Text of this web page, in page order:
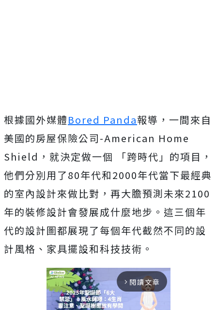
根據國外媒體Bored Panda報導，一間來自
美國的房屋保險公司-American Home
Shield，就決定做一個 「跨時代」的項目，
他們分別用了80年代和2000年代當下最經典
的室內設計來做比對，再大膽預測未來2100
年的裝修設計會發展成什麼地步。這三個年
代的設計圖都展現了每個年代截然不同的設
計風格、家具擺設和科技技術。
arrow_forward_ios 閱讀文章